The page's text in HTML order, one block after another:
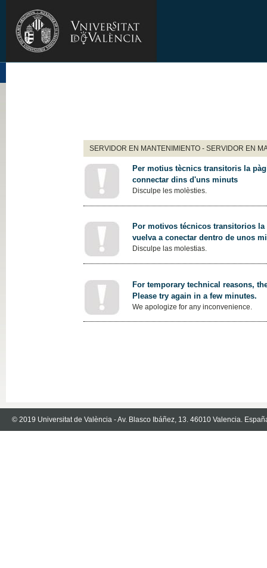
SERVIDOR EN MANTENIMIENTO - SERVIDOR EN
Per motius tècnics transitoris la
connectar dins d'uns minuts
Disculpe les molèsties.
Por motivos técnicos transitorios
vuelva a conectar dentro de unos
Disculpe las molestias.
For temporary technical reasons,
Please try again in a few minutes.
We apologize for any inconvenience.
© 2019 Universitat de València - Av. Blasco Ibáñez, 13. 46010 Valencia.